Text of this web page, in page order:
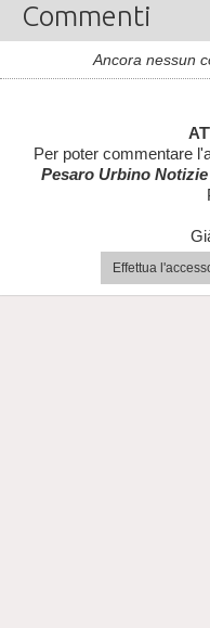
Commenti
Ancora nessun
Per poter commentare
Pesaro Urbino Notizie
Effettua